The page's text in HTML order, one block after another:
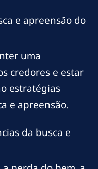
e apreensão do
uma
credores e estar
estratégias
e apreensão.
da busca e